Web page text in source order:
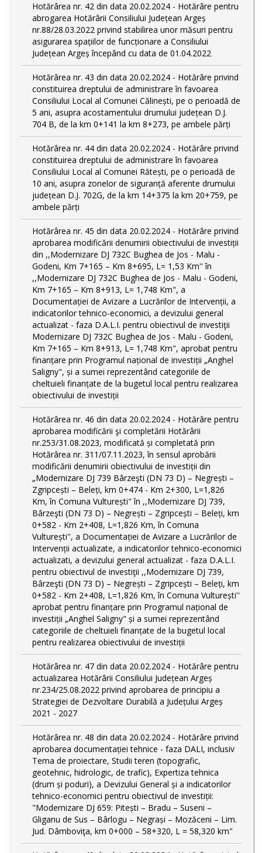
Hotărârea nr. 42 din data 20.02.2024 - Hotărâre pentru
abrogarea Hotărârii Consiliului Județean Argeș
nr.88/28.03.2022 privind stabilirea unor măsuri pentru
asigurarea spațiilor de funcționare a Consiliului
Județean Argeș începând cu data de 01.04.2022
Hotărârea nr. 43 din data 20.02.2024 - Hotărâre privind
constituirea dreptului de administrare în favoarea
Consiliului Local al Comunei Călinești, pe o perioadă de
5 ani, asupra acostamentului drumului județean D.J.
704 B, de la km 0+141 la km 8+273, pe ambele părți
Hotărârea nr. 44 din data 20.02.2024 - Hotărâre privind
constituirea dreptului de administrare în favoarea
Consiliului Local al Comunei Rătești, pe o perioadă de
10 ani, asupra zonelor de siguranță aferente drumului
județean D.J. 702G, de la km 14+375 la km 20+759, pe
ambele părți
Hotărârea nr. 45 din data 20.02.2024 - Hotărâre privind
aprobarea modificării denumirii obiectivului de investiții
din ,,Modernizare DJ 732C Bughea de Jos - Malu -
Godeni, Km 7+165 – Km 8+695, L= 1,53 Km'' în
,,Modernizare DJ 732C Bughea de Jos - Malu - Godeni,
Km 7+165 – Km 8+913, L= 1,748 Km", a
Documentației de Avizare a Lucrărilor de Intervenții, a
indicatorilor tehnico-economici, a devizului general
actualizat - faza D.A.L.I. pentru obiectivul de investiţii
Modernizare DJ 732C Bughea de Jos - Malu - Godeni,
Km 7+165 – Km 8+913, L= 1,748 Km", aprobat pentru
finanțare prin Programul național de investiții „Anghel
Saligny", și a sumei reprezentând categoriile de
cheltuieli finanțate de la bugetul local pentru realizarea
obiectivului de investiții
Hotărârea nr. 46 din data 20.02.2024 - Hotărâre pentru
aprobarea modificării şi completării Hotărârii
nr.253/31.08.2023, modificată și completată prin
Hotărârea nr. 311/07.11.2023, în sensul aprobării
modificării denumirii obiectivului de investiții din
„Modernizare DJ 739 Bârzeşti (DN 73 D) – Negrești –
Zgripcești – Beleți, km 0+474 - Km 2+300, L=1,826
Km, în Comuna Vulturești" în ,,Modernizare DJ 739,
Bârzeşti (DN 73 D) – Negrești – Zgripcești – Beleți, km
0+582 - Km 2+408, L=1,826 Km, în Comuna
Vulturești'', a Documentației de Avizare a Lucrărilor de
Intervenții actualizate, a indicatorilor tehnico-economici
actualizati, a devizului general actualizat - faza D.A.L.I.
pentru obiectivul de investiţii ,,Modernizare DJ 739,
Bârzeşti (DN 73 D) – Negrești – Zgripcești – Beleți, km
0+582 - Km 2+408, L=1,826 Km, în Comuna Vulturești''
aprobat pentru finanțare prin Programul național de
investiții „Anghel Saligny" și a sumei reprezentând
categoriile de cheltuieli finanțate de la bugetul local
pentru realizarea obiectivului de investiții
Hotărârea nr. 47 din data 20.02.2024 - Hotărâre pentru
actualizarea Hotărârii Consiliului Județean Argeș
nr.234/25.08.2022 privind aprobarea de principiu a
Strategiei de Dezvoltare Durabilă a Județului Argeș
2021 - 2027
Hotărârea nr. 48 din data 20.02.2024 - Hotărâre privind
aprobarea documentației tehnice - faza DALI, inclusiv
Tema de proiectare, Studii teren (topografic,
geotehnic, hidrologic, de trafic), Expertiza tehnica
(drum și poduri), a Devizului General și a indicatorilor
tehnico-economici pentru obiectivul de investiții:
"Modernizare DJ 659: Pitești – Bradu – Suseni –
Gliganu de Sus – Bârlogu – Negrași – Mozăceni – Lim.
Jud. Dâmboviţa, km 0+000 – 58+320, L = 58,320 km"